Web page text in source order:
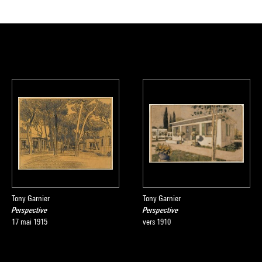
Tony Garnier
Perspective
17 mai 1915
Tony Garnier
Perspective
vers 1910